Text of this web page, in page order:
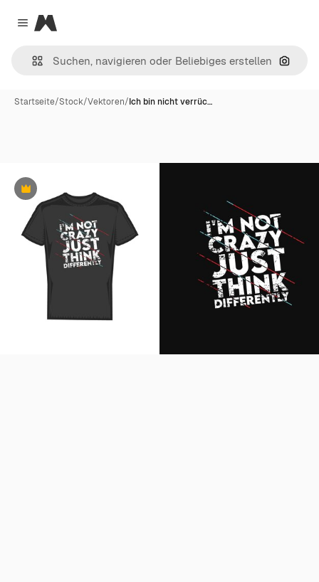
Close menu
Magnific
Nach
Startseite/Stock/Vektoren/Ich bin nicht verrüc…
Premium